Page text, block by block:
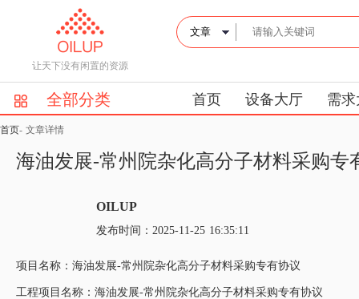
让天下没有闲置的资源
全部分类 首页 设备大厅 需
首页- 文章详情
海油发展-常州院杂化高分子材料采购专
OILUP
发布时间：2025-11-25 16:35:11
项目名称：海油发展-常州院杂化高分子材料采购专有协议
工程项目名称：海油发展-常州院杂化高分子材料采购专有协议